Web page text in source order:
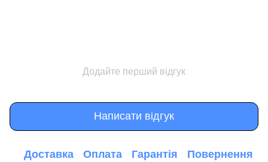
Додайте перший відгук
Написати відгук
Доставка Оплата Гарантія Повернення